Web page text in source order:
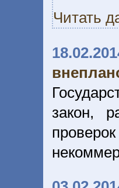
Читать
закон,